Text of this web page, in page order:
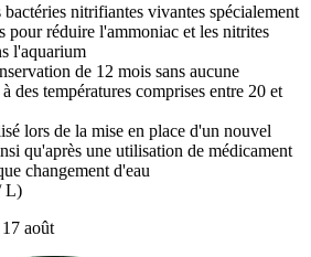
bactéries nitrifiantes vivantes spécialement
pour réduire l'ammoniac et les nitrites
l'aquarium
de 12 mois sans aucune
des températures comprises entre 20 et
lors de la mise en place d'un nouvel
qu'après une utilisation de médicament
changement d'eau
L)
août